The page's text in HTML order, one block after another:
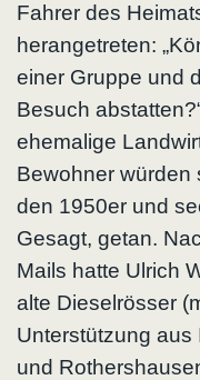
Fahrer des
herangetreten:
einer Gruppe und
Besuch
ehemalige
Bewohner würden
den 1950er und
Gesagt, getan.
Mails hatte Ulrich
alte Dieselrösser
Unterstützung
und